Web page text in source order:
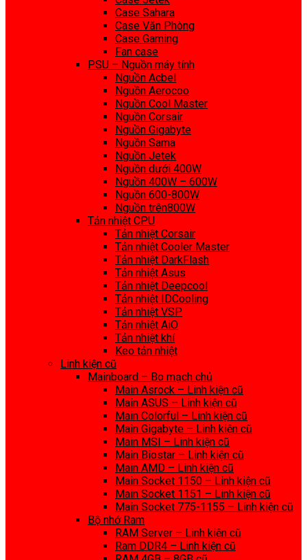
Case Sahara
Case Văn Phòng
Case Gaming
Fan case
PSU – Nguồn máy tính
Nguồn Acbel
Nguồn Aerocoo
Nguồn Cool Master
Nguồn Corsair
Nguồn Gigabyte
Nguồn Sama
Nguồn Jetek
Nguồn dưới 400W
Nguồn 400W – 600W
Nguồn 600-800W
Nguồn trên800W
Tản nhiệt CPU
Tản nhiệt Corsair
Tản nhiệt Cooler Master
Tản nhiệt DarkFlash
Tản nhiệt Asus
Tản nhiệt Deepcool
Tản nhiệt IDCooling
Tản nhiệt VSP
Tản nhiệt AiO
Tản nhiệt khí
Keo tản nhiệt
Linh kiện cũ
Mainboard – Bo mạch chủ
Main Asrock – Linh kiện cũ
Main ASUS – Linh kiện cũ
Main Colorful – Linh kiện cũ
Main Gigabyte – Linh kiện cũ
Main MSI – Linh kiện cũ
Main Biostar – Linh kiện cũ
Main AMD – Linh kiện cũ
Main Socket 1150 – Linh kiện cũ
Main Socket 1151 – Linh kiện cũ
Main Socket 775-1155 – Linh kiện cũ
Bộ nhớ Ram
RAM Server – Linh kiện cũ
Ram DDR4 – Linh kiện cũ